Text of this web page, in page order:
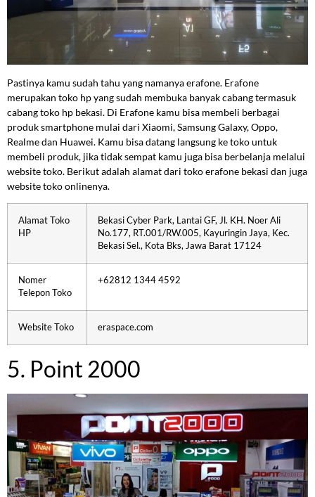
Pastinya kamu sudah tahu yang namanya erafone. Erafone
merupakan toko hp yang sudah membuka banyak cabang termasuk
cabang toko hp bekasi. Di Erafone kamu bisa membeli berbagai
produk smartphone mulai dari Xiaomi, Samsung Galaxy, Oppo,
Realme dan Huawei. Kamu bisa datang langsung ke toko untuk
membeli produk, jika tidak sempat kamu juga bisa berbelanja melalui
website toko. Berikut adalah alamat dari toko erafone bekasi dan juga
website toko onlinenya.
Alamat Toko
HP
Bekasi Cyber Park, Lantai GF, Jl. KH. Noer Ali
No.177, RT.001/RW.005, Kayuringin Jaya, Kec.
Bekasi Sel., Kota Bks, Jawa Barat 17124
Nomer
Telepon Toko
+62812 1344 4592
Website Toko eraspace.com
5. Point 2000